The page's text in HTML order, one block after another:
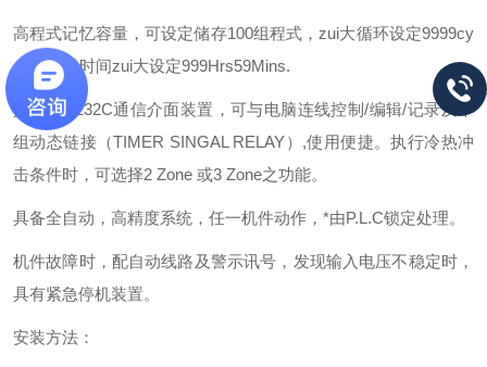
高程式记忆容量，可设定储存100组程式，zui大循环设定9999cy
cles,每段时间zui大设定999Hrs59Mins.
具有RS-232C通信介面装置，可与电脑连线控制/编辑/记录及十
组动态链接（TIMER SINGAL RELAY）,使用便捷。执行冷热冲
击条件时，可选择2 Zone 或3 Zone之功能。
具备全自动，高精度系统，任一机件动作，*由P.L.C锁定处理。
机件故障时，配自动线路及警示讯号，发现输入电压不稳定时，
具有紧急停机装置。
安装方法：